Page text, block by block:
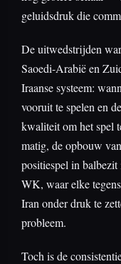
geluidsdruk die
De uitwedstrijden
Saoedi-Arabië en
Iraanse systeem:
vooruit te spelen en
kwaliteit om het spel
matig, de opbouw
positiespel in
WK, waar elke
Iran onder druk te
probleem.
Toch is de